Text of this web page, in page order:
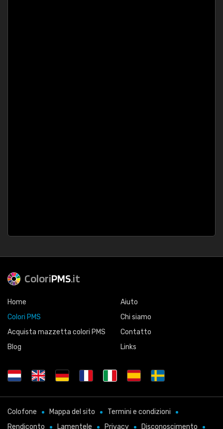
ColoriPMS.it
Home
Colori PMS
Acquista mazzetta colori PMS
Blog
Aiuto
Chi siamo
Contatto
Links
Colofone Mappa del sito
Termini e condizioni
Rendiconto
Lamentele Privacy Disconoscimento